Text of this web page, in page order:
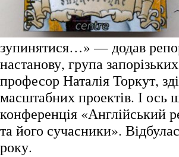
зупинятися…» — додав
настанову, група
професор Наталія Торкут,
масштабних проектів. І
конференція «Англійський
та його сучасники».
року.